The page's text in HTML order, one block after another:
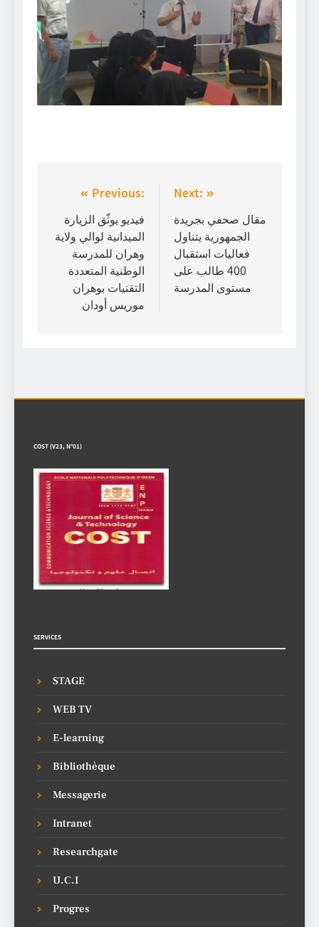
Previous:
فيديو يوثّق الزيارة
الميدانية لوالي ولاية
وهران للمدرسة
الوطنية المتعددة
التقنيات بوهران
موريس أودان
Next:
مقال صحفي بجريدة
الجمهورية يتناول
فعاليات استقبال
400 طالب على
مستوى المدرسة
COST (V23, N°01)
SERVICES
STAGE
WEB TV
E-learning
Bibliothèque
Messagerie
Intranet
Researchgate
U.C.I
Progres